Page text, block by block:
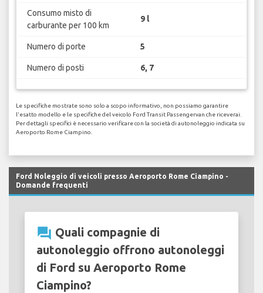
Consumo misto di
carburante per 100 km
9 l
Numero di porte 5
Numero di posti 6, 7
Le specifiche mostrate sono solo a scopo informativo, non possiamo garantire
l'esatto modello e le specifiche del veicolo Ford Transit Passengervan che riceverai.
Per dettagli specifici è necessario verificare con la società di autonoleggio indicata su
Aeroporto Rome Ciampino.
Ford Noleggio di veicoli presso Aeroporto Rome Ciampino -
Domande frequenti
question_answer Quali compagnie di
autonoleggio offrono autonoleggi
di Ford su Aeroporto Rome
Ciampino?